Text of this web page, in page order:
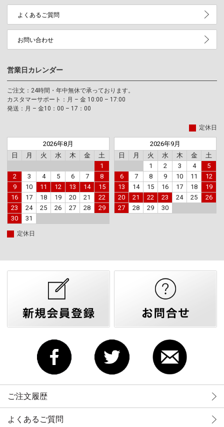
よくあるご質問
お問い合わせ
営業日カレンダー
ご注文：24時間・年中無休で承っております。
カスタマーサポート：月 – 金 10:00 – 17:00
発送：月 – 金10：00 – 17：00
定休日
2026年8月
日
月 火 水 木 金
土
1
2
3 4 5 6 7
8
9
10 11 12 13 14
15
16
17 18 19 20 21
22
23
24 25 26 27 28
29
30
31
2026年9月
日
月 火 水 木 金
土
1
2 3 4
5
6
7 8 9 10 11
12
13
14 15 16 17 18
19
20
21 22 23 24 25
26
27
28 29 30
定休日
ご注文履歴
よくあるご質問